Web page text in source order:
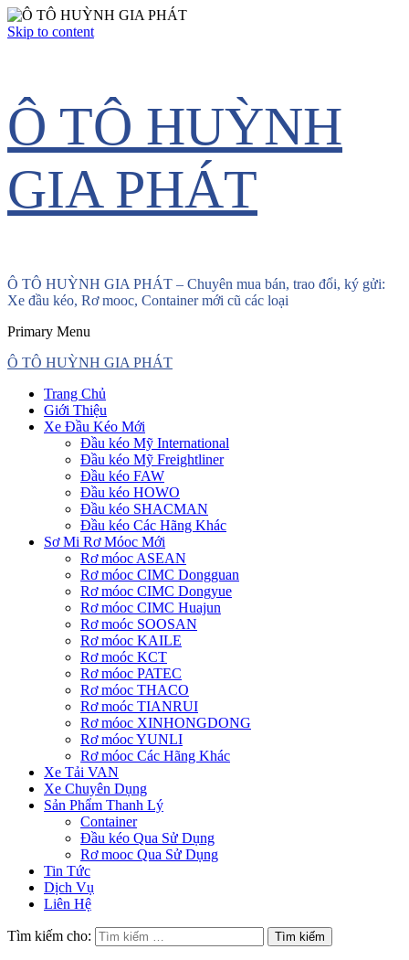
Skip to content
Ô TÔ HUỲNH
GIA PHÁT
Ô TÔ HUỲNH GIA PHÁT – Chuyên mua bán, trao đổi, ký gửi:
Xe đầu kéo, Rơ mooc, Container mới cũ các loại
Primary Menu
Ô TÔ HUỲNH GIA PHÁT
Trang Chủ
Giới Thiệu
Xe Đầu Kéo Mới
Đầu kéo Mỹ International
Đầu kéo Mỹ Freightliner
Đầu kéo FAW
Đầu kéo HOWO
Đầu kéo SHACMAN
Đầu kéo Các Hãng Khác
Sơ Mi Rơ Móoc Mới
Rơ móoc ASEAN
Rơ móoc CIMC Dongguan
Rơ móoc CIMC Dongyue
Rơ móoc CIMC Huajun
Rơ moóc SOOSAN
Rơ móoc KAILE
Rơ moóc KCT
Rơ móoc PATEC
Rơ móoc THACO
Rơ moóc TIANRUI
Rơ móoc XINHONGDONG
Rơ móoc YUNLI
Rơ móoc Các Hãng Khác
Xe Tải VAN
Xe Chuyên Dụng
Sản Phẩm Thanh Lý
Container
Đầu kéo Qua Sử Dụng
Rơ mooc Qua Sử Dụng
Tin Tức
Dịch Vụ
Liên Hệ
Tìm kiếm cho: